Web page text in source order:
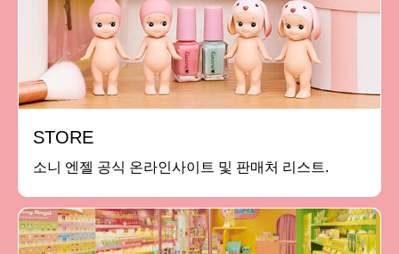
STORE
소니 엔젤 공식 온라인사이트 및 판매처 리스트.